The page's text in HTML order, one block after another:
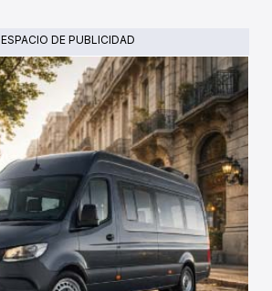
ESPACIO DE PUBLICIDAD